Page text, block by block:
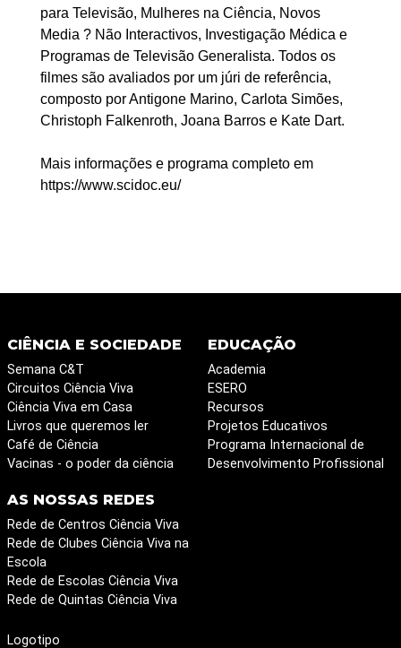
para Televisão, Mulheres na Ciência, Novos
Media ? Não Interactivos, Investigação Médica e
Programas de Televisão Generalista. Todos os
filmes são avaliados por um júri de referência,
composto por Antigone Marino, Carlota Simões,
Christoph Falkenroth, Joana Barros e Kate Dart.
Mais informações e programa completo em
https://www.scidoc.eu/
CIÊNCIA E SOCIEDADE
Semana C&T
Circuitos Ciência Viva
Ciência Viva em Casa
Livros que queremos ler
Café de Ciência
Vacinas - o poder da ciência
EDUCAÇÃO
Academia
ESERO
Recursos
Projetos Educativos
Programa Internacional de
Desenvolvimento Profissional
AS NOSSAS REDES
Rede de Centros Ciência Viva
Rede de Clubes Ciência Viva na
Escola
Rede de Escolas Ciência Viva
Rede de Quintas Ciência Viva
Logotipo